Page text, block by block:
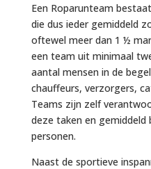
Een Roparunteam
die dus ieder gemiddeld
oftewel meer dan 1 ½
een team uit minimaal
aantal mensen in de
chauffeurs, verzorgers,
Teams zijn zelf
deze taken en
personen.
Naast de sportieve